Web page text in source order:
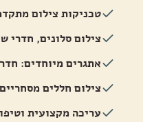
טכניקות צילום
צילום סלונים, חדרי
אתגרים מיוחדים:
צילום חללים
עריכה מקצועית